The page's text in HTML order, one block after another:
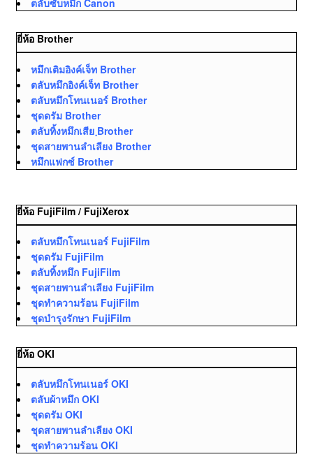
ตลับซับหมึก Canon
ยี่ห้อ Brother
หมึกเติมอิงค์เจ็ท Brother
ตลับหมึกอิงค์เจ็ท Brother
ตลับหมึกโทนเนอร์ Brother
ชุดดรัม Brother
ตลับทิ้งหมึกเสีย ฺBrother
ชุดสายพานลำเลียง Brother
หมึกแฟกซ์ Brother
ยี่ห้อ FujiFilm / FujiXerox
ตลับหมึกโทนเนอร์ FujiFilm
ชุดดรัม FujiFilm
ตลับทิ้งหมึก FujiFilm
ชุดสายพานลำเลียง FujiFilm
ชุดทำความร้อน FujiFilm
ชุดบำรุงรักษา FujiFilm
ยี่ห้อ OKI
ตลับหมึกโทนเนอร์ OKI
ตลับผ้าหมึก OKI
ชุดดรัม OKI
ชุดสายพานลำเลียง OKI
ชุดทำความร้อน OKI